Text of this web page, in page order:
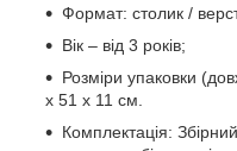
Формат: столик /
Вік – від 3 років;
Розміри упаковки
х 51 х 11 см.
Комплектація: